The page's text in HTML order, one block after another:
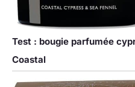
Test : bougie parfumée
Coastal